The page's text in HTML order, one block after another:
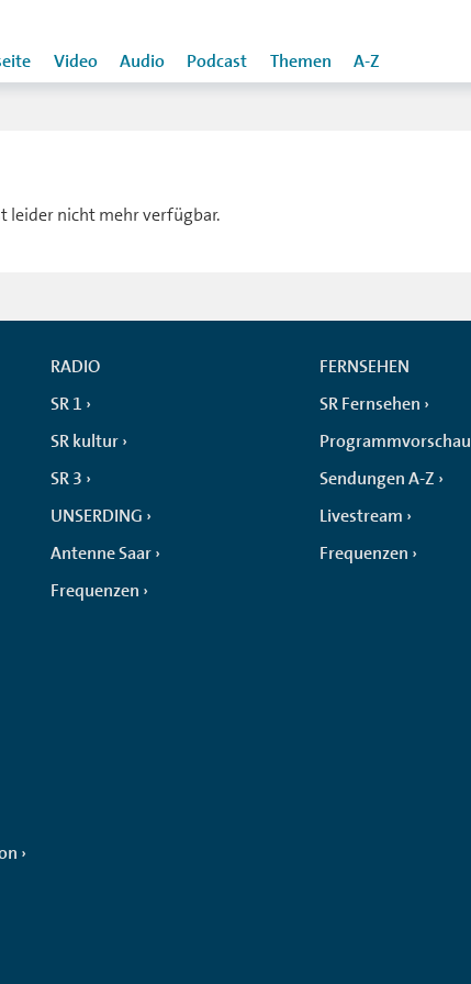
Video Audio Podcast Themen A-Z
leider nicht mehr verfügbar.
RADIO
SR 1
SR kultur
SR 3
UNSERDING
Antenne Saar
Frequenzen
FERNSEHEN
SR Fernsehen
Programmvorschau
Sendungen A-Z
Livestream
Frequenzen